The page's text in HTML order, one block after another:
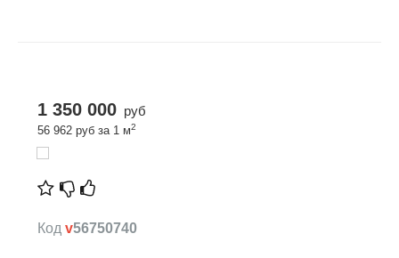
1 350 000 руб
56 962 руб за 1 м2
Код v56750740